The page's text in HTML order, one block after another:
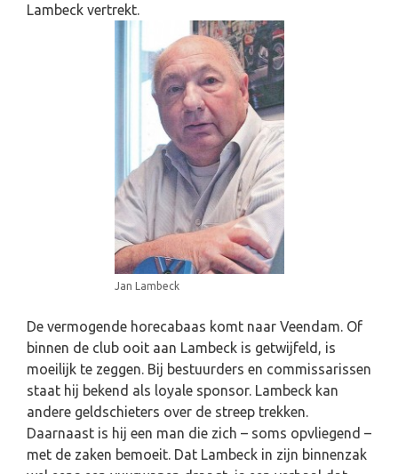
Lambeck vertrekt.
Jan Lambeck
De vermogende horecabaas komt naar Veendam. Of
binnen de club ooit aan Lambeck is getwijfeld, is
moeilijk te zeggen. Bij bestuurders en commissarissen
staat hij bekend als loyale sponsor. Lambeck kan
andere geldschieters over de streep trekken.
Daarnaast is hij een man die zich – soms opvliegend –
met de zaken bemoeit. Dat Lambeck in zijn binnenzak